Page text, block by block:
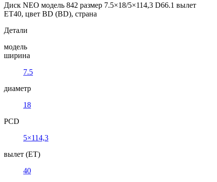
Диск NEO модель 842 размер 7.5×18/5×114,3 D66.1 вылет
ET40, цвет BD (BD), страна
Детали
модель
ширина
7.5
диаметр
18
PCD
5×114,3
вылет (ET)
40